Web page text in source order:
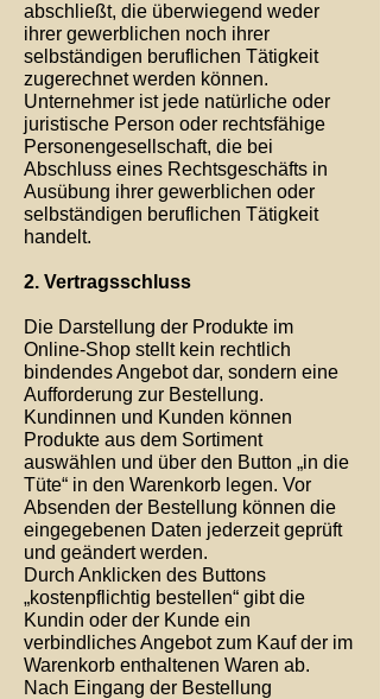
abschließt, die überwiegend weder
ihrer gewerblichen noch ihrer
selbständigen beruflichen Tätigkeit
zugerechnet werden können.
Unternehmer ist jede natürliche oder
juristische Person oder rechtsfähige
Personengesellschaft, die bei
Abschluss eines Rechtsgeschäfts in
Ausübung ihrer gewerblichen oder
selbständigen beruflichen Tätigkeit
handelt.
2. Vertragsschluss
Die Darstellung der Produkte im
Online-Shop stellt kein rechtlich
bindendes Angebot dar, sondern eine
Aufforderung zur Bestellung.
Kundinnen und Kunden können
Produkte aus dem Sortiment
auswählen und über den Button „in die
Tüte“ in den Warenkorb legen. Vor
Absenden der Bestellung können die
eingegebenen Daten jederzeit geprüft
und geändert werden.
Durch Anklicken des Buttons
„kostenpflichtig bestellen“ gibt die
Kundin oder der Kunde ein
verbindliches Angebot zum Kauf der im
Warenkorb enthaltenen Waren ab.
Nach Eingang der Bestellung